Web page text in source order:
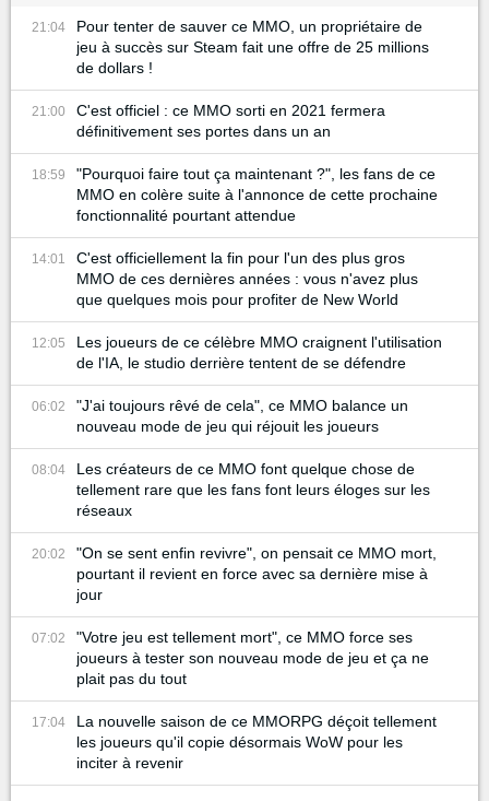
21:04
Pour tenter de sauver ce MMO, un propriétaire de
jeu à succès sur Steam fait une offre de 25 millions
de dollars !
21:00
C'est officiel : ce MMO sorti en 2021 fermera
définitivement ses portes dans un an
18:59
"Pourquoi faire tout ça maintenant ?", les fans de ce
MMO en colère suite à l'annonce de cette prochaine
fonctionnalité pourtant attendue
14:01
C'est officiellement la fin pour l'un des plus gros
MMO de ces dernières années : vous n'avez plus
que quelques mois pour profiter de New World
12:05
Les joueurs de ce célèbre MMO craignent l'utilisation
de l'IA, le studio derrière tentent de se défendre
06:02
"J'ai toujours rêvé de cela", ce MMO balance un
nouveau mode de jeu qui réjouit les joueurs
08:04
Les créateurs de ce MMO font quelque chose de
tellement rare que les fans font leurs éloges sur les
réseaux
20:02
"On se sent enfin revivre", on pensait ce MMO mort,
pourtant il revient en force avec sa dernière mise à
jour
07:02
"Votre jeu est tellement mort", ce MMO force ses
joueurs à tester son nouveau mode de jeu et ça ne
plait pas du tout
17:04
La nouvelle saison de ce MMORPG déçoit tellement
les joueurs qu'il copie désormais WoW pour les
inciter à revenir